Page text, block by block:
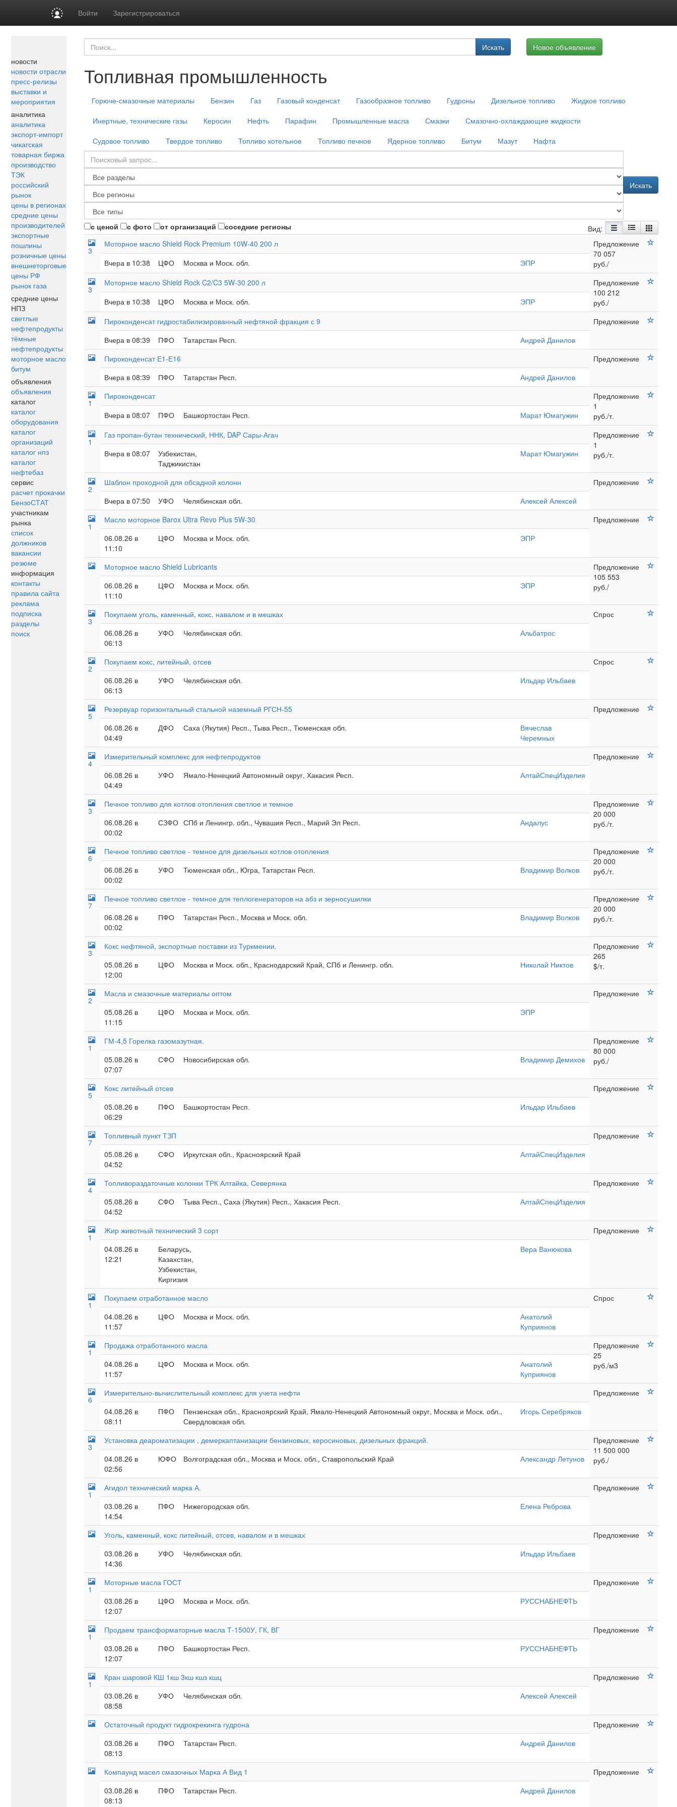
Войти Зарегистрироваться
новости
новости отрасли
пресс-релизы
выставки и
мероприятия
аналитика
аналитика
экспорт-импорт
чикагская
товарная биржа
производство
ТЭК
российский
рынок
цены в регионах
средние цены
производителей
экспортные
пошлины
розничные цены
внешнеторговые
цены РФ
рынок газа
средние цены
НПЗ
светлые
нефтепродукты
тёмные
нефтепродукты
моторное масло
битум
объявления
объявления
каталог
каталог
оборудования
каталог
организаций
каталог нпз
каталог
нефтебаз
сервис
расчет прокачки
БензоСТАТ
участникам
рынка
список
должников
вакансии
резюме
информация
контакты
правила сайта
реклама
подписка
разделы
поиск
Искать Новое объявление
Топливная промышленность
Горюче-смазочные материалы Бензин Газ Газовый конденсат Газообразное топливо Гудроны Дизельное топливо
Жидкое топливо
Инертные, технические газы
Керосин Нефть Парафин Промышленные масла Смазки
Смазочно-охлаждающие жидкости
Судовое топливо
Твердое топливо Топливо котельное Топливо печное Ядерное топливо Битум Мазут Нафта
Искать
с ценой с фото от организаций соседние регионы Вид:
3
Моторное масло Shield Rock Premium 10W-40 200 л
Предложение
70 057
руб./
Вчера в 10:38 ЦФО Москва и Моск. обл. ЭПР
3
Моторное масло Shield Rock C2/C3 5W-30 200 л
Предложение
100 212
руб./
Вчера в 10:38 ЦФО Москва и Моск. обл.
ЭПР
Пироконденсат гидростабилизированный нефтяной фракция с 9
Предложение
Вчера в 08:39
ПФО Татарстан Респ.
Андрей Данилов
Пироконденсат Е1-Е16
Предложение
Вчера в 08:39
ПФО Татарстан Респ. Андрей Данилов
1
Пироконденсат
Предложение
1
руб./т.
Вчера в 08:07 ПФО Башкортостан Респ. Марат Юмагужин
1
Газ пропан-бутан технический, ННК, DAP Сары-Агач
Предложение
1
руб./т.
Вчера в 08:07
Узбекистан,
Таджикистан
Марат Юмагужин
2
Шаблон проходной для обсадной колонн
Предложение
Вчера в 07:50
УФО Челябинская обл. Алексей Алексей
1
Масло моторное Barox Ultra Revo Plus 5W-30
Предложение
06.08.26 в
11:10
ЦФО Москва и Моск. обл. ЭПР
Моторное масло Shield Lubricants
Предложение
105 553
руб./
06.08.26 в
11:10
ЦФО Москва и Моск. обл. ЭПР
3
Покупаем уголь, каменный, кокс, навалом и в мешках
Спрос
06.08.26 в
06:13
УФО Челябинская обл. Альбатрос
2
Покупаем кокс, литейный, отсев
Спрос
06.08.26 в
06:13
УФО Челябинская обл. Ильдар Ильбаев
5
Резервуар горизонтальный стальной наземный РГСН-55
Предложение
06.08.26 в
04:49
ДФО Саха (Якутия) Респ., Тыва Респ., Тюменская обл.
Вячеслав
Черемных
4
Измерительный комплекс для нефтепродуктов
Предложение
06.08.26 в
04:49
УФО Ямало-Ненецкий Автономный округ, Хакасия Респ. АлтайСпецИзделия
3
Печное топливо для котлов отопления светлое и темное
Предложение
20 000
руб./т.
06.08.26 в
00:02
СЗФО СПб и Ленингр. обл., Чувашия Респ., Марий Эл Респ. Андалус
6
Печное топливо светлое - темное для дизельных котлов отопления
Предложение
20 000
руб./т.
06.08.26 в
00:02
УФО Тюменская обл., Югра, Татарстан Респ. Владимир Волков
7
Печное топливо светлое - темное для теплогенераторов на абз и зерносушилки
Предложение
20 000
руб./т.
06.08.26 в
00:02
ПФО Татарстан Респ., Москва и Моск. обл. Владимир Волков
3
Кокс нефтяной, экспортные поставки из Туркмении.
Предложение
265
$/т.
05.08.26 в
12:00
ЦФО Москва и Моск. обл., Краснодарский Край, СПб и Ленингр. обл. Николай Никтов
2
Масла и смазочные материалы оптом
Предложение
05.08.26 в
11:15
ЦФО Москва и Моск. обл. ЭПР
1
ГМ-4,5 Горелка газомазутная.
Предложение
80 000
руб./
05.08.26 в
07:07
СФО Новосибирская обл. Владимир Демихов
5
Кокс литейный отсев
Предложение
05.08.26 в
06:29
ПФО Башкортостан Респ. Ильдар Ильбаев
7
Топливный пункт ТЗП
Предложение
05.08.26 в
04:52
СФО Иркутская обл., Красноярский Край АлтайСпецИзделия
4
Топливораздаточные колонки ТРК Алтайка, Северянка
Предложение
05.08.26 в
04:52
СФО Тыва Респ., Саха (Якутия) Респ., Хакасия Респ. АлтайСпецИзделия
1
Жир животный технический 3 сорт
Предложение
04.08.26 в
12:21
Беларусь,
Казахстан,
Узбекистан,
Киргизия
Вера Ванюкова
1
Покупаем отработанное масло
Спрос
04.08.26 в
11:57
ЦФО Москва и Моск. обл.
Анатолий
Куприянов
1
Продажа отработанного масла
Предложение
25
руб./м3
04.08.26 в
11:57
ЦФО Москва и Моск. обл.
Анатолий
Куприянов
6
Измерительно-вычислительный комплекс для учета нефти
Предложение
04.08.26 в
08:11
ПФО
Пензенская обл., Красноярский Край, Ямало-Ненецкий Автономный округ, Москва и Моск. обл.,
Свердловская обл.
Игорь Серебряков
3
Установка деароматизации , демеркаптанизации бензиновых, керосиновых, дизельных фракций.
Предложение
11 500 000
руб./
04.08.26 в
02:56
ЮФО Волгоградская обл., Москва и Моск. обл., Ставропольский Край Александр Летунов
1
Агидол технический марка А.
Предложение
03.08.26 в
14:54
ПФО Нижегородская обл. Елена Реброва
Уголь, каменный, кокс литейный, отсев, навалом и в мешках
Предложение
03.08.26 в
14:36
УФО Челябинская обл. Ильдар Ильбаев
1
Моторные масла ГОСТ
Предложение
03.08.26 в
12:07
ЦФО Москва и Моск. обл. РУССНАБНЕФТЬ
1
Продаем трансформаторные масла Т-1500У, ГК, ВГ
Предложение
03.08.26 в
12:07
ПФО Башкортостан Респ. РУССНАБНЕФТЬ
1
Кран шаровой КШ 1кш 3кш кшз кшц
Предложение
03.08.26 в
08:58
УФО Челябинская обл. Алексей Алексей
Остаточный продукт гидрокрекинга гудрона
Предложение
03.08.26 в
08:13
ПФО Татарстан Респ. Андрей Данилов
Компаунд масел смазочных Марка А Вид 1
Предложение
03.08.26 в
08:13
ПФО Татарстан Респ. Андрей Данилов